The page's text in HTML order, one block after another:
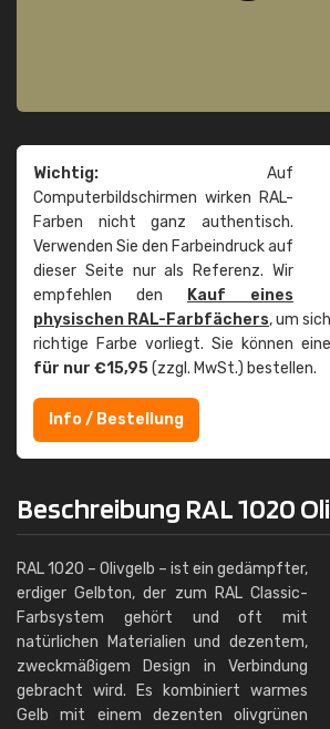
Wichtig: Auf
Computerbildschirmen wirken RAL-
Farben nicht ganz authentisch.
Verwenden Sie den Farbeindruck auf
dieser Seite nur als Referenz. Wir
empfehlen den
Kauf eines
physischen RAL-Farbfächers, um
richtige Farbe vorliegt. Sie können
für nur €15,95(zzgl. MwSt.) bestellen.
Info / Bestellung
Beschreibung RAL 1020
RAL 1020 – Olivgelb – ist ein gedämpfter,
erdiger Gelbton, der zum RAL Classic-
Farbsystem gehört und oft mit
natürlichen Materialien und dezentem,
zweckmäßigem Design in Verbindung
gebracht wird. Es kombiniert warmes
Gelb mit einem dezenten olivgrünen